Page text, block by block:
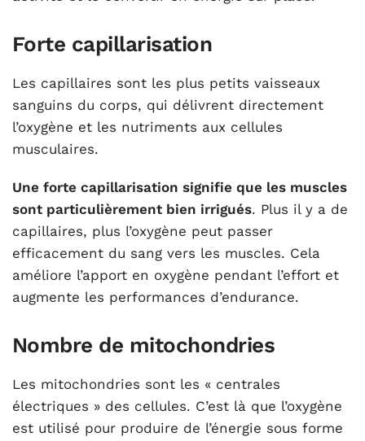
Forte capillarisation
Les capillaires sont les plus petits vaisseaux
sanguins du corps, qui délivrent directement
l’oxygène et les nutriments aux cellules
musculaires.
Une forte capillarisation signifie que les muscles
sont particulièrement bien irrigués. Plus il y a de
capillaires, plus l’oxygène peut passer
efficacement du sang vers les muscles. Cela
améliore l’apport en oxygène pendant l’effort et
augmente les performances d’endurance.
Nombre de mitochondries
Les mitochondries sont les « centrales
électriques » des cellules. C’est là que l’oxygène
est utilisé pour produire de l’énergie sous forme